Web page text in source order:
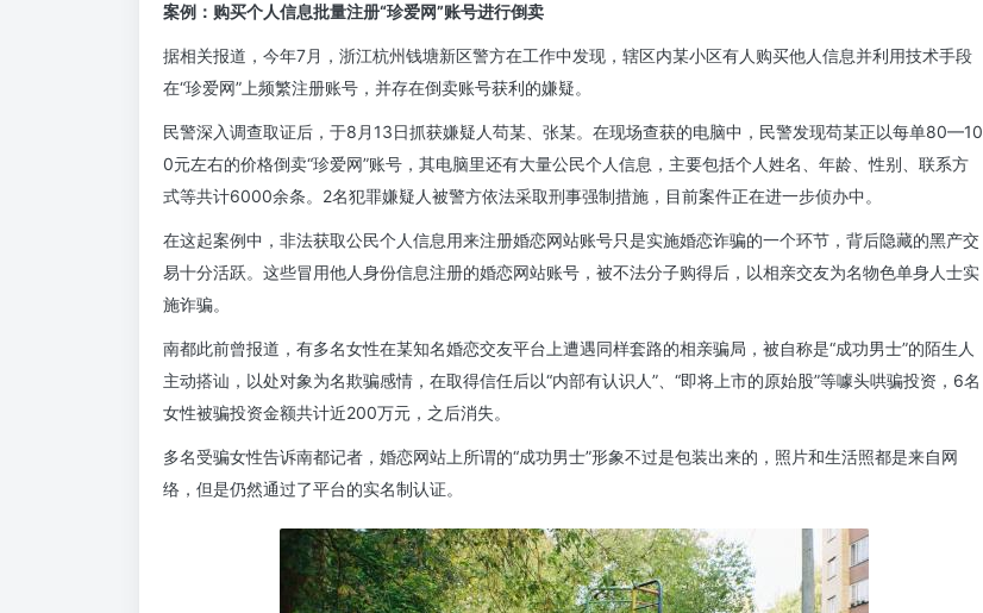
案例：购买个人信息批量注册“珍爱网”账号进行倒卖
据相关报道，今年7月，浙江杭州钱塘新区警方在工作中发现，辖区内某小区有人购买他人信息并利用技术手段
在“珍爱网”上频繁注册账号，并存在倒卖账号获利的嫌疑。
民警深入调查取证后，于8月13日抓获嫌疑人苟某、张某。在现场查获的电脑中，民警发现苟某正以每单80—10
0元左右的价格倒卖“珍爱网”账号，其电脑里还有大量公民个人信息，主要包括个人姓名、年龄、性别、联系方
式等共计6000余条。2名犯罪嫌疑人被警方依法采取刑事强制措施，目前案件正在进一步侦办中。
在这起案例中，非法获取公民个人信息用来注册婚恋网站账号只是实施婚恋诈骗的一个环节，背后隐藏的黑产交
易十分活跃。这些冒用他人身份信息注册的婚恋网站账号，被不法分子购得后，以相亲交友为名物色单身人士实
施诈骗。
南都此前曾报道，有多名女性在某知名婚恋交友平台上遭遇同样套路的相亲骗局，被自称是“成功男士”的陌生人
主动搭讪，以处对象为名欺骗感情，在取得信任后以“内部有认识人”、“即将上市的原始股”等噱头哄骗投资，6名
女性被骗投资金额共计近200万元，之后消失。
多名受骗女性告诉南都记者，婚恋网站上所谓的“成功男士”形象不过是包装出来的，照片和生活照都是来自网
络，但是仍然通过了平台的实名制认证。